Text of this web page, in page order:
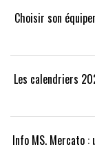
Choisir son
Les calendriers
Info MS. Mercato :